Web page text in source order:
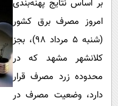
بر اساس نتایج پهنه‌بندی
امروز مصرف برق کشور
(شنبه 5 مرداد 98)، بجز
کلانشهر مشهد که در
محدوده زرد مصرف قرار
دارد، وضعیت مصرف در